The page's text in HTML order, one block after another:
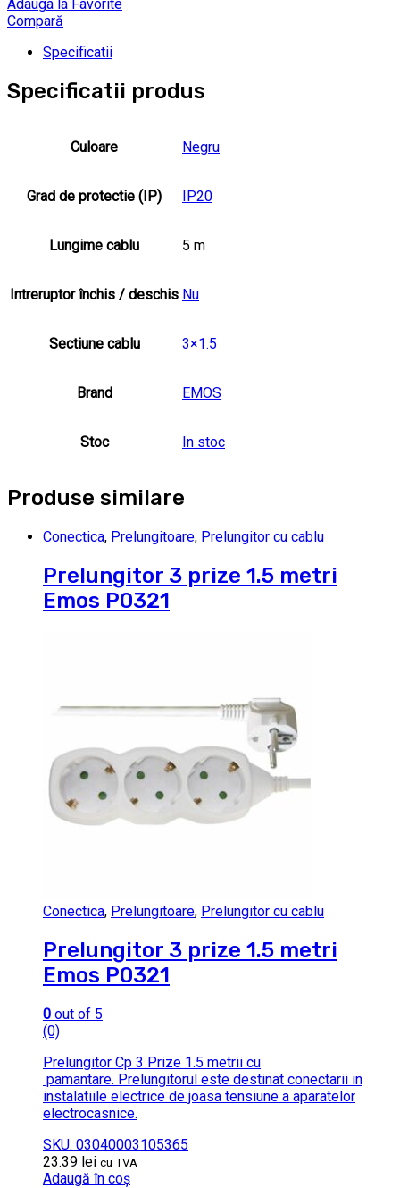
Adauga la Favorite
Compară
Specificatii
Specificatii produs
Culoare Negru
Grad de protectie (IP) IP20
Lungime cablu 5 m
Intreruptor închis / deschis Nu
Sectiune cablu 3×1.5
Brand EMOS
Stoc In stoc
Produse similare
Conectica, Prelungitoare, Prelungitor cu cablu
Prelungitor 3 prize 1.5 metri
Emos P0321
Conectica, Prelungitoare, Prelungitor cu cablu
Prelungitor 3 prize 1.5 metri
Emos P0321
0 out of 5
(0)
Prelungitor Cp 3 Prize 1.5 metrii cu
pamantare. Prelungitorul este destinat conectarii in
instalatiile electrice de joasa tensiune a aparatelor
electrocasnice.
SKU: 03040003105365
23.39 lei cu TVA
Adaugă în coș